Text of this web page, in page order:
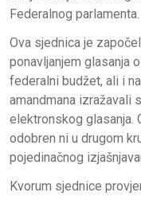
Federalnog parlamenta.
Ova sjednica je
ponavljanjem glasanja
federalni budžet, ali i
amandmana izražavali
elektronskog glasanja.
odobren ni u drugom
pojedinačnog
Kvorum sjednice